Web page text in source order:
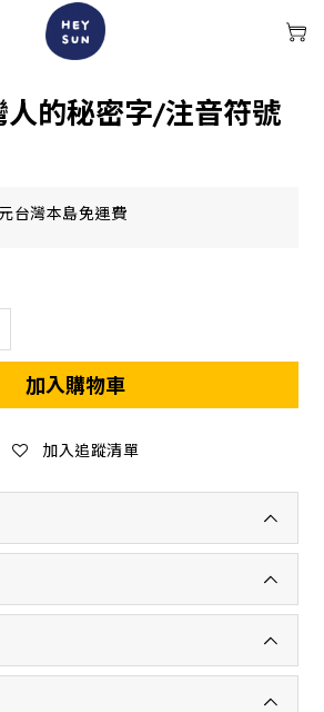
的秘密字/注音符號
台灣本島免運費
加入購物車
加入追蹤清單